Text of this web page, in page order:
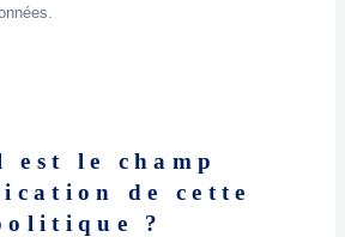
est le champ
de cette
?